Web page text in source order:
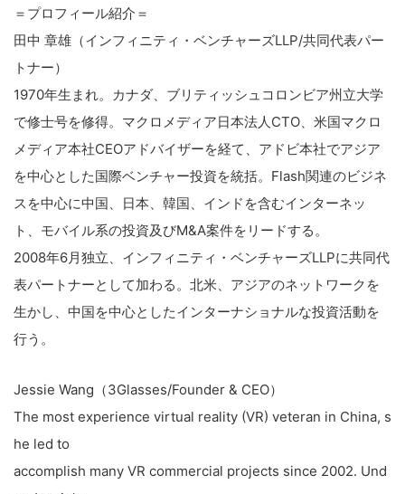
＝プロフィール紹介＝
田中 章雄（インフィニティ・ベンチャーズLLP/共同代表パー
トナー）
1970年生まれ。カナダ、ブリティッシュコロンビア州立大学
で修士号を修得。マクロメディア日本法人CTO、米国マクロ
メディア本社CEOアドバイザーを経て、アドビ本社でアジア
を中心とした国際ベンチャー投資を統括。Flash関連のビジネ
スを中心に中国、日本、韓国、インドを含むインターネッ
ト、モバイル系の投資及びM&A案件をリードする。
2008年6月独立、インフィニティ・ベンチャーズLLPに共同代
表パートナーとして加わる。北米、アジアのネットワークを
生かし、中国を中心としたインターナショナルな投資活動を
行う。
Jessie Wang（3Glasses/Founder & CEO）
The most experience virtual reality (VR) veteran in China, s
he led to
accomplish many VR commercial projects since 2002. Und